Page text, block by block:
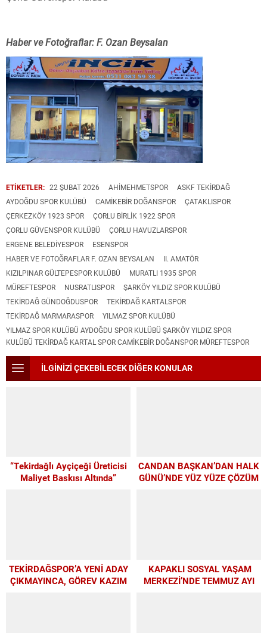
Haber ve Fotoğraflar: F. Ozan Beysalan
ETİKETLER: 22 ŞUBAT 2026 AHIMEHMETSPOR
ASKF TEKIRDAĞ
AYDOĞDU SPOR KULÜBÜ
CAMIKEBIR DOĞANSPOR
ÇATAKLISPOR
ÇERKEZKÖY 1923 SPOR
ÇORLU BIRLIK 1922 SPOR
ÇORLU GÜVENSPOR KULÜBÜ
ÇORLU HAVUZLARSPOR
ERGENE BELEDIYESPOR
ESENSPOR
HABER VE FOTOĞRAFLAR F. OZAN BEYSALAN
II. AMATÖR
KIZILPINAR GÜLTEPESPOR KULÜBÜ
MURATLI 1935 SPOR
MÜREFTESPOR
NUSRATLISPOR
ŞARKÖY YILDIZ SPOR KULÜBÜ
TEKIRDAĞ GÜNDOĞDUSPOR
TEKIRDAĞ KARTALSPOR
TEKIRDAĞ MARMARASPOR
YILMAZ SPOR KULÜBÜ
YILMAZ SPOR KULÜBÜ AYDOĞDU SPOR KULÜBÜ ŞARKÖY YILDIZ SPOR
KULÜBÜ TEKIRDAĞ KARTAL SPOR CAMIKEBIR DOĞANSPOR MÜREFTESPOR
İLGİNİZİ ÇEKEBİLECEK DİĞER KONULAR
“Tekirdağlı Ayçiçeği Üreticisi
Maliyet Baskısı Altında”
CANDAN BAŞKAN’DAN HALK
GÜNÜ’NDE YÜZ YÜZE ÇÖZÜM
TEKİRDAĞSPOR’A YENİ ADAY
ÇIKMAYINCA, GÖREV KAZIM
KAPAKLI SOSYAL YAŞAM
MERKEZİ’NDE TEMMUZ AYI